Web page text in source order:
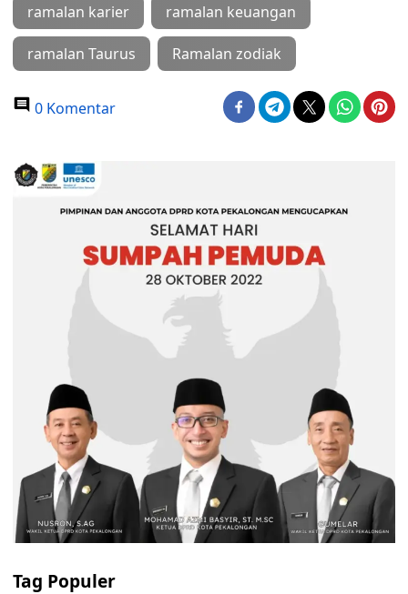
ramalan karier ramalan keuangan
ramalan Taurus Ramalan zodiak
0 Komentar
Tag Populer